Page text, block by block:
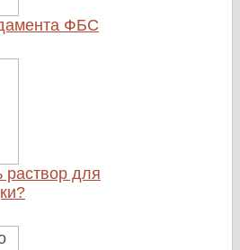
ФБС
раствор для